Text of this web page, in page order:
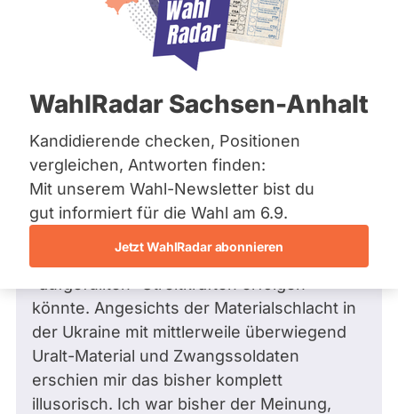
Bremen
Hamburg
Mecklenburg-Vorpommern
Nordrhein-Westfalen
Saarland
Sachsen
Sachsen-Anhalt
Sachsen-Anhalt
Schleswig-Holstein
Thüringen
Archiv
Über uns
Spenden
WahlRadar Sachsen-Anhalt
Kandidierende checken, Positionen
vergleichen, Antworten finden:
Mit unserem Wahl-Newsletter bist du
gut informiert für die Wahl am 6.9.
Jetzt WahlRadar abonnieren
31.03.2025
Halten Sie einen russischen Angriff auf
Litauen oder andere NATO-Staaten für
militärisch realistisch?
Sehr geehrter Herr Otten,
in der Presse werden Ängste vor einem
könnte. Angesichts der Materialschlacht in
der Ukraine mit mittlerweile überwiegend
Uralt-Material und Zwangssoldaten
erschien mir das bisher komplett
illusorisch. Ich war bisher der Meinung,